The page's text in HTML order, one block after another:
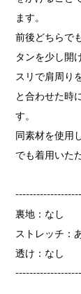
ます。
前後どちらで
タンを少し開
スリで肩周り
と合わせた時
す。
同素材を使用
でも着用いた
裏地：なし
ストレッチ：
透け：なし